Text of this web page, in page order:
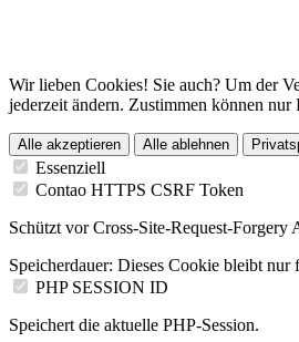
Wir lieben Cookies! Sie auch? Um der
jederzeit ändern. Zustimmen können nur
Alle akzeptieren Alle ablehnen
Essenziell
Contao HTTPS CSRF Token
Schützt vor Cross-Site-Request-Forgery
Speicherdauer: Dieses Cookie bleibt nur
PHP SESSION ID
Speichert die aktuelle PHP-Session.